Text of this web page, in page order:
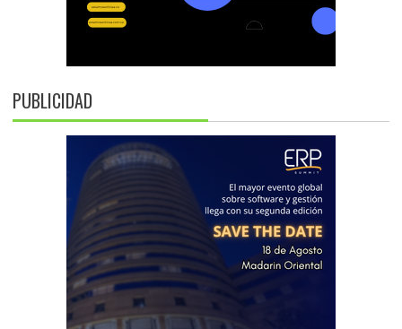
PUBLICIDAD